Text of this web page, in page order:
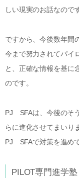
しい現実のお話なのです
ですから、今後数年間
今まで努力されてパイ
と、正確な情報を基に
のです。
PJ SFAは、今後のそ
らに進化させてまいり
PJ SFAで対策を進め
PILOT専門進学